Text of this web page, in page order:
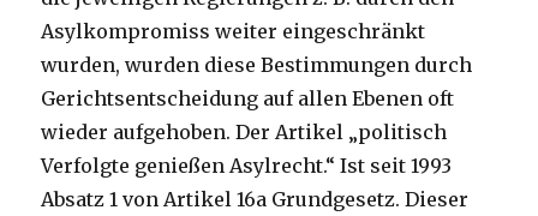
Asylkompromiss weiter eingeschränkt
wurden, wurden diese Bestimmungen durch
Gerichtsentscheidung auf allen Ebenen oft
wieder aufgehoben. Der Artikel „politisch
Verfolgte genießen Asylrecht.“ Ist seit 1993
Absatz 1 von Artikel 16a Grundgesetz. Dieser